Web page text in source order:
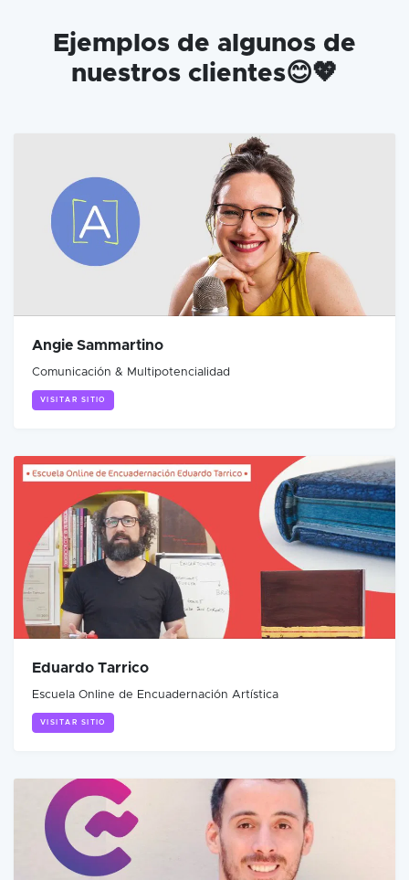
Ejemplos de algunos de
nuestros clientes😊💖
Angie Sammartino
Comunicación & Multipotencialidad
VISITAR SITIO
Eduardo Tarrico
Escuela Online de Encuadernación Artística
VISITAR SITIO